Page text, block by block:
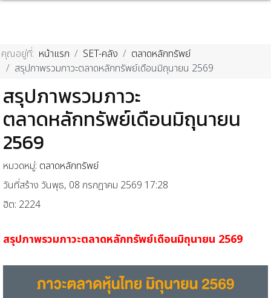
คุณอยู่ที่: หน้าแรก SET-คลัง
ตลาดหลักทรัพย์
สรุปภาพรวมภาวะตลาดหลักทรัพย์เดือนมิถุนายน 2569
สรุปภาพรวมภาวะ
ตลาดหลักทรัพย์เดือนมิถุนายน
2569
หมวดหมู่: ตลาดหลักทรัพย์
วันที่สร้าง วันพุธ, 08 กรกฎาคม 2569 17:28
ฮิต: 2224
สรุปภาพรวมภาวะตลาดหลักทรัพย์เดือนมิถุนายน 2569